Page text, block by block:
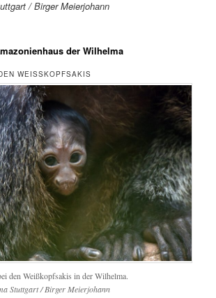
/ Birger Meierjohann
der Wilhelma
WEISSKOPFSAKIS
den Weißkopfsakis in der Wilhelma.
Stuttgart / Birger Meierjohann